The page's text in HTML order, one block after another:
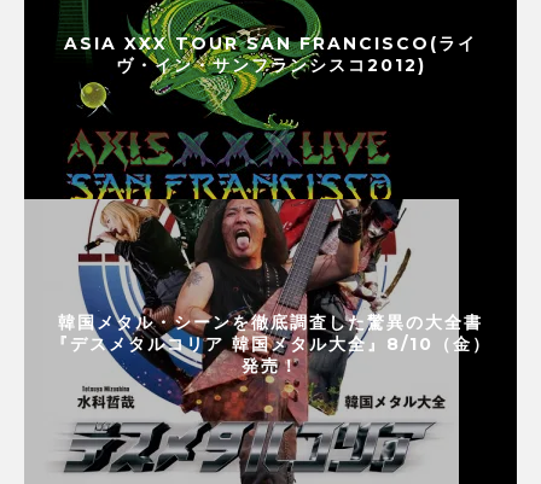
ASIA XXX TOUR SAN FRANCISCO(ライ
ヴ・イン・サンフランシスコ2012)
韓国メタル・シーンを徹底調査した驚異の大全書
『デスメタルコリア 韓国メタル大全』8/10（金）
発売！